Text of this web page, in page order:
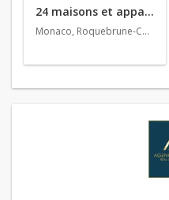
24 maisons et appartements en vente
Monaco, Roquebrune-Cap-Martin, Nice